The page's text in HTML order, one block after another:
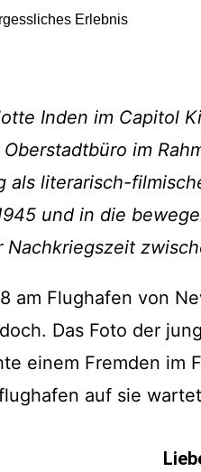
Inden im Capitol
im
als literarisch-
und in die
Nachkriegszeit
am Flughafen von
Das Foto der
einem Fremden im
auf sie